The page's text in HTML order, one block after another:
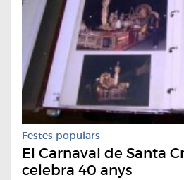
Festes populars
El Carnaval de Santa
celebra 40 anys